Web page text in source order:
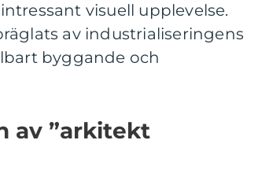
visuell upplevelse.
av industrialiseringens
byggande och
av ”arkitekt